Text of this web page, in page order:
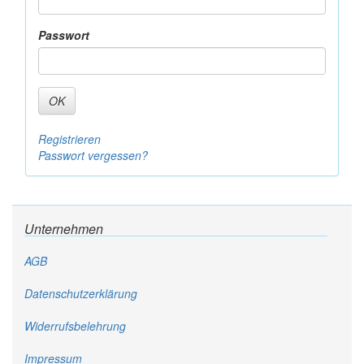
Passwort
OK
Registrieren
Passwort vergessen?
Unternehmen
AGB
Datenschutzerklärung
Widerrufsbelehrung
Impressum